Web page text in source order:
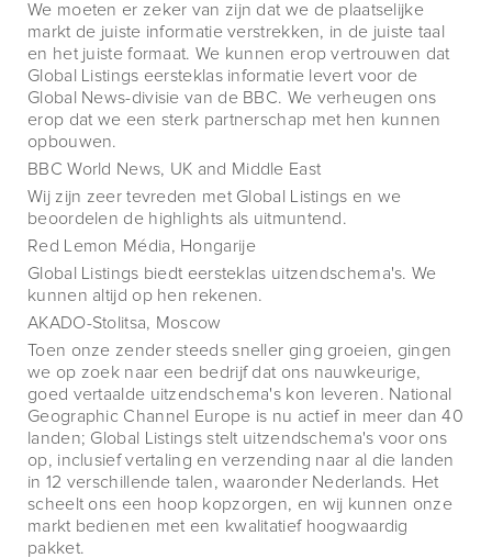
We moeten er zeker van zijn dat we de plaatselijke
markt de juiste informatie verstrekken, in de juiste taal
en het juiste formaat. We kunnen erop vertrouwen dat
Global Listings eersteklas informatie levert voor de
Global News-divisie van de BBC. We verheugen ons
erop dat we een sterk partnerschap met hen kunnen
opbouwen.
BBC World News, UK and Middle East
Wij zijn zeer tevreden met Global Listings en we
beoordelen de highlights als uitmuntend.
Red Lemon Média, Hongarije
Global Listings biedt eersteklas uitzendschema's. We
kunnen altijd op hen rekenen.
AKADO-Stolitsa, Moscow
Toen onze zender steeds sneller ging groeien, gingen
we op zoek naar een bedrijf dat ons nauwkeurige,
goed vertaalde uitzendschema's kon leveren. National
Geographic Channel Europe is nu actief in meer dan 40
landen; Global Listings stelt uitzendschema's voor ons
op, inclusief vertaling en verzending naar al die landen
in 12 verschillende talen, waaronder Nederlands. Het
scheelt ons een hoop kopzorgen, en wij kunnen onze
markt bedienen met een kwalitatief hoogwaardig
pakket.